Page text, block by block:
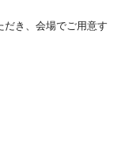
き、会場でご用意す